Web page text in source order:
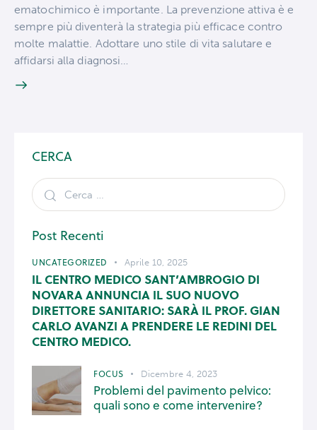
ematochimico è importante. La prevenzione attiva è e
sempre più diventerà la strategia più efficace contro
molte malattie. Adottare uno stile di vita salutare e
affidarsi alla diagnosi…
CERCA
Post Recenti
UNCATEGORIZED Aprile 10, 2025
IL CENTRO MEDICO SANT’AMBROGIO DI
NOVARA ANNUNCIA IL SUO NUOVO
DIRETTORE SANITARIO: SARÀ IL PROF. GIAN
CARLO AVANZI A PRENDERE LE REDINI DEL
CENTRO MEDICO.
FOCUS Dicembre 4, 2023
Problemi del pavimento pelvico:
quali sono e come intervenire?